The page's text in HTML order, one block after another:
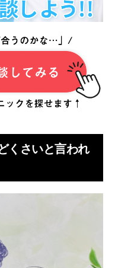
せるのは軽度～中度の
ために！継続する4
活用する
ースを持ち歩く
想の歯並びを手に入
くさいと言われ